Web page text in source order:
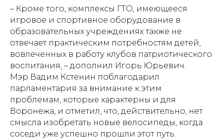
– Кроме того, комплексы ГТО, имеющееся
игровое и спортивное оборудование в
образовательных учреждениях также не
отвечает практическим потребностям детей,
вовлеченных в работу клубов патриотического
воспитания, – дополнил Игорь Юрьевич.
Мэр Вадим Кстенин поблагодарил
парламентария за внимание к этим
проблемам, которые характерны и для
Воронежа, и отметил, что, действительно, нет
смысла изобретать новые велосипеды, когда
соседи уже успешно прошли этот путь.